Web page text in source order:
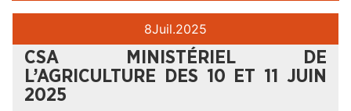
8Juil.2025
CSA MINISTÉRIEL DE
L’AGRICULTURE DES 10 ET 11 JUIN
2025